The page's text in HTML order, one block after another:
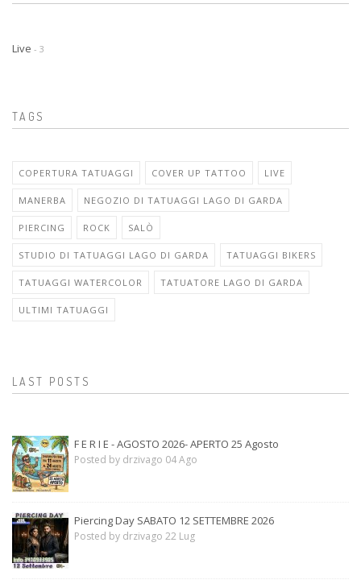
Live - 3
TAGS
COPERTURA TATUAGGI COVER UP TATTOO LIVE
MANERBA NEGOZIO DI TATUAGGI LAGO DI GARDA
PIERCING ROCK SALÒ
STUDIO DI TATUAGGI LAGO DI GARDA TATUAGGI BIKERS
TATUAGGI WATERCOLOR TATUATORE LAGO DI GARDA
ULTIMI TATUAGGI
LAST POSTS
F E R I E - AGOSTO 2026- APERTO 25 Agosto
Posted by drzivago 04 Ago
Piercing Day SABATO 12 SETTEMBRE 2026
Posted by drzivago 22 Lug